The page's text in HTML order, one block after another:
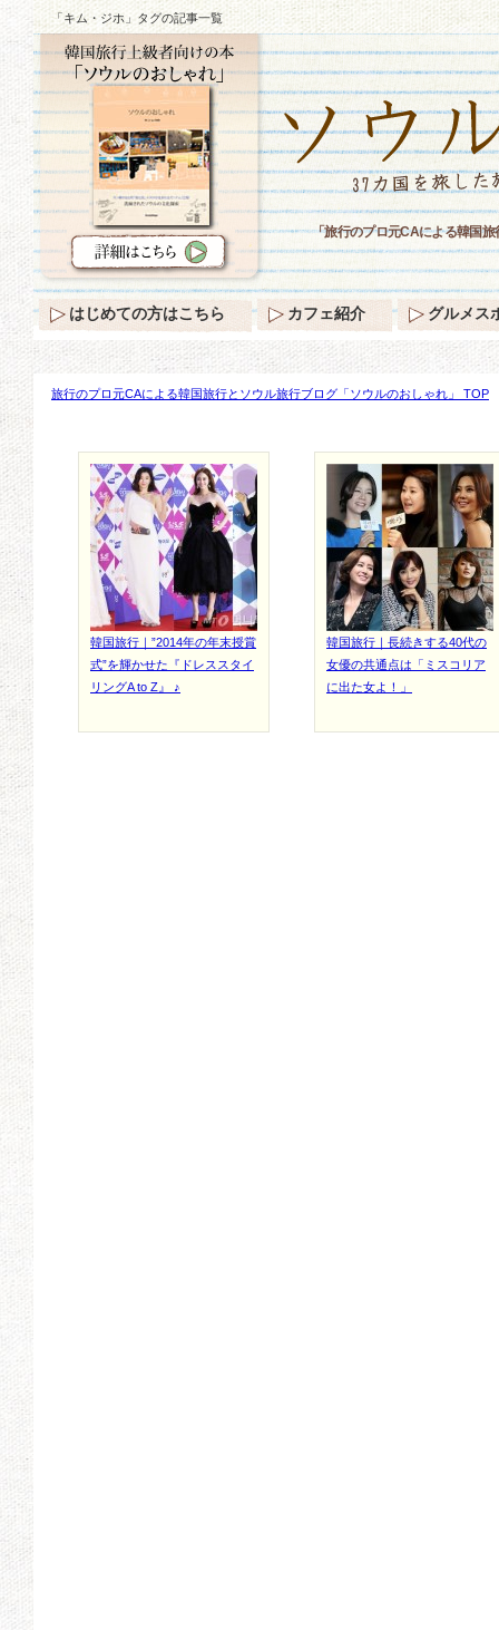
「キム・ジホ」タグの記事一覧
旅行のプロ元CAによる韓国旅行とソウル旅行ブログ「ソウルのおしゃれ」 TOP
韓国旅行｜”2014年の年末授賞
式”を輝かせた『ドレススタイ
リングA to Z』 ♪
韓国旅行｜長続きする40代の
女優の共通点は「ミスコリア
に出た女よ！」
「旅行のプロ元CAによる韓国
はじめての方はこちら カフェ紹介 グルメス